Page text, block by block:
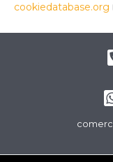
cookiedatabase.org